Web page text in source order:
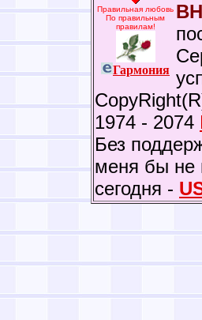
Правильная любовь
По правильным
правилам!
Гармония
1974 - 2074
Без
меня бы не
сегодня -